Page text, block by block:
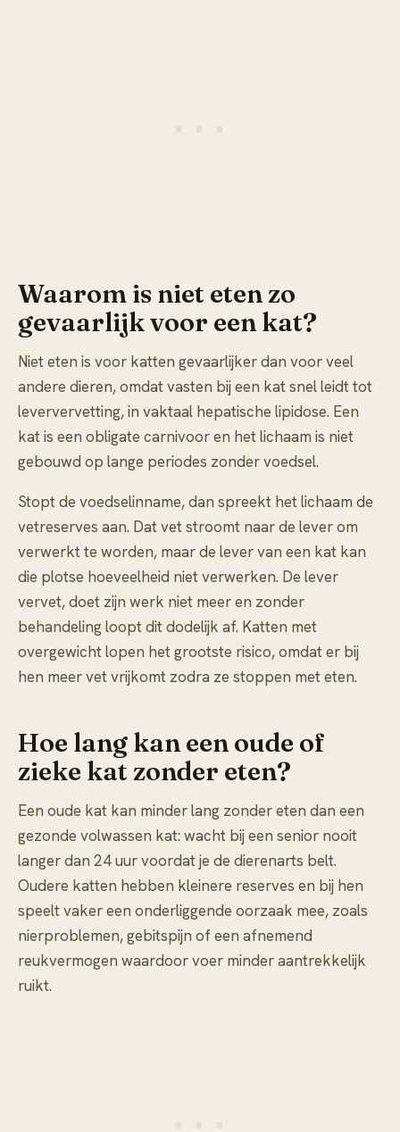
Waarom is niet eten zo
gevaarlijk voor een kat?
Niet eten is voor katten gevaarlijker dan voor veel
andere dieren, omdat vasten bij een kat snel leidt tot
leververvetting, in vaktaal hepatische lipidose. Een
kat is een obligate carnivoor en het lichaam is niet
gebouwd op lange periodes zonder voedsel.
Stopt de voedselinname, dan spreekt het lichaam de
vetreserves aan. Dat vet stroomt naar de lever om
verwerkt te worden, maar de lever van een kat kan
die plotse hoeveelheid niet verwerken. De lever
vervet, doet zijn werk niet meer en zonder
behandeling loopt dit dodelijk af. Katten met
overgewicht lopen het grootste risico, omdat er bij
hen meer vet vrijkomt zodra ze stoppen met eten.
Hoe lang kan een oude of
zieke kat zonder eten?
Een oude kat kan minder lang zonder eten dan een
gezonde volwassen kat: wacht bij een senior nooit
langer dan 24 uur voordat je de dierenarts belt.
Oudere katten hebben kleinere reserves en bij hen
speelt vaker een onderliggende oorzaak mee, zoals
nierproblemen, gebitspijn of een afnemend
reukvermogen waardoor voer minder aantrekkelijk
ruikt.